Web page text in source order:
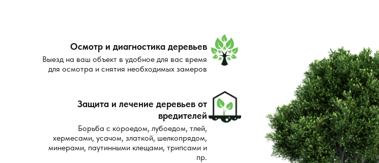
Осмотр и диагностика деревьев
Выезд на ваш объект в удобное для вас время
для осмотра и снятия необходимых замеров
Защита и лечение деревьев от
вредителей
Борьба с короедом, лубоедом, тлей,
хермесами, усачом, златкой, шелкопрядом,
минерами, паутинными клещами, трипсами и
пр.